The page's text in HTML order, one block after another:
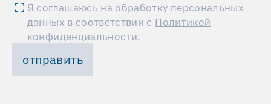
Я соглашаюсь на обработку персональных
данных в соответствии с Политикой
конфиденциальности.
отправить